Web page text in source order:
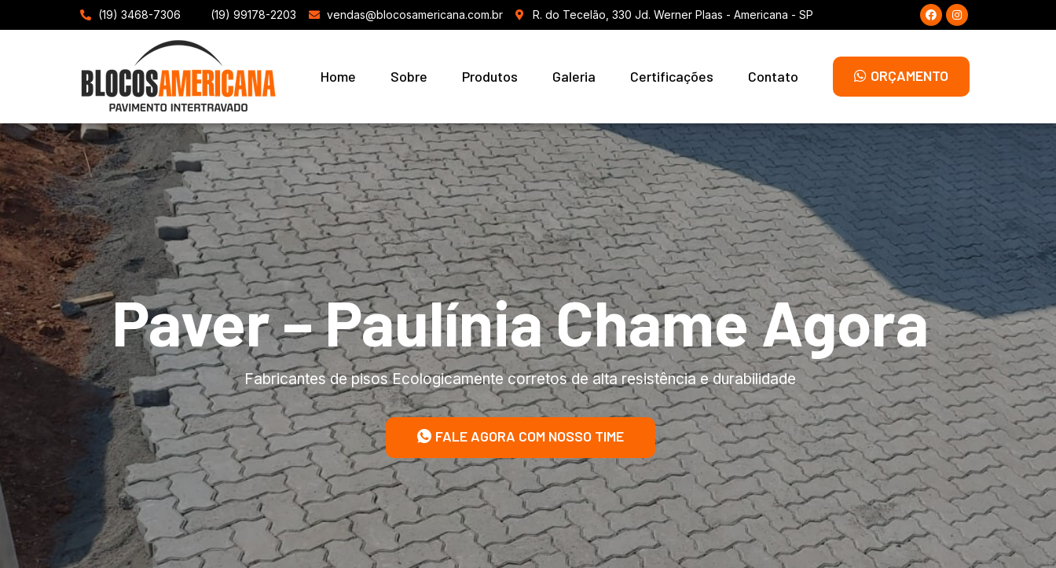
(19) 3468-7306 (19) 99178-2203 vendas@blocosamericana.com.br R. do Tecelão, 330 Jd. Werner Plaas - Americana - SP
Home Sobre Produtos Galeria Certificações Contato ORÇAMENTO
Paver – Paulínia Chame Agora
Fabricantes de pisos Ecologicamente corretos de alta resistência e durabilidade
FALE AGORA COM NOSSO TIME